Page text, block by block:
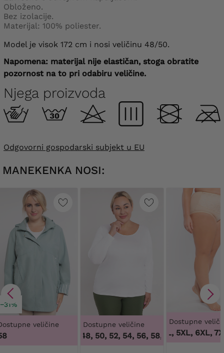
Obloženo.
Bez izolacije.
Materijal: 100% poliester.
Model je visok 172 cm i nosi veličinu 48/50.
Napomena: materijal nije elastičan, stoga obratite
pozornost na to pri odabiru veličine.
Njega proizvoda
Odgovorni gospodarski subjekt u EU
MANEKENKA NOSI:
−31%
veličine Dostupne veličine
44, 46, 48, 50, 52, 54, 56, 58, 60, 62, 64,44,
Dostupne
3XL, 4XL, 5XL, 6XL,